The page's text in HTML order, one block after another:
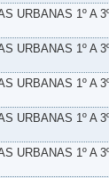
URBANAS 1º A
URBANAS 1º A
URBANAS 1º A
URBANAS 1º A
URBANAS 1º A